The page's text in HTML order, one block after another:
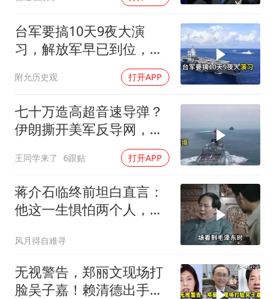
台军要搞10天9夜大演
习，解放军早已到位，美
国那套“保台”承诺早就变
味了
附允历史观 打开APP
七十万造高超音速导弹？
伊朗撕开美军反导网，炸
王同学来了 6跟贴 打开APP
蒋介石临终前坦白直言：
他这一生惧怕两个人，却
风月得自难寻
无视警告，郑丽文现场打
脸吴子嘉！赖清德出手，